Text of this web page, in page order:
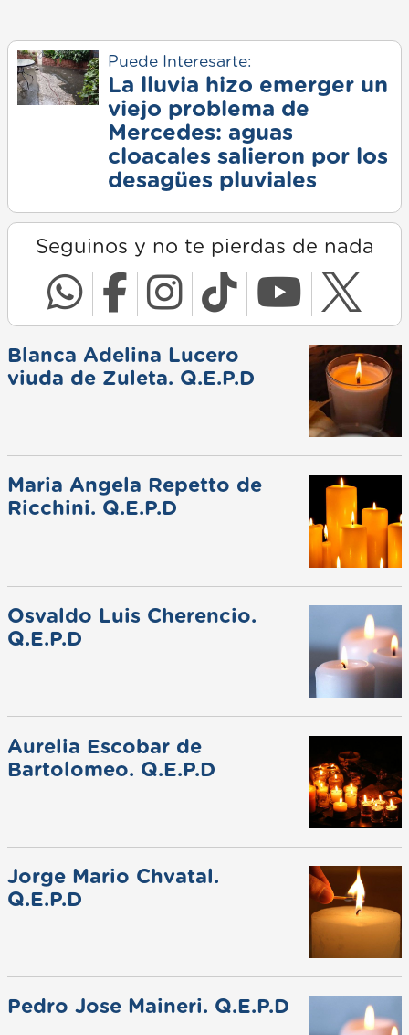
Puede Interesarte:
La lluvia hizo emerger un
viejo problema de
Mercedes: aguas
cloacales salieron por los
desagües pluviales
Seguinos y no te pierdas de nada
Blanca Adelina Lucero
viuda de Zuleta. Q.E.P.D
Maria Angela Repetto de
Ricchini. Q.E.P.D
Osvaldo Luis Cherencio.
Q.E.P.D
Aurelia Escobar de
Bartolomeo. Q.E.P.D
Jorge Mario Chvatal.
Q.E.P.D
Pedro Jose Maineri. Q.E.P.D